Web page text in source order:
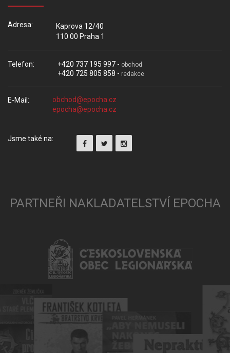
Adresa:
Kaprova 12/40
110 00 Praha 1
Telefon: +420 737 195 997 - obchod
+420 725 805 858 - redakce
E-Mail:
Jsme také na:
PARTNEŘI NAKLADATELSTVÍ EPOCHA